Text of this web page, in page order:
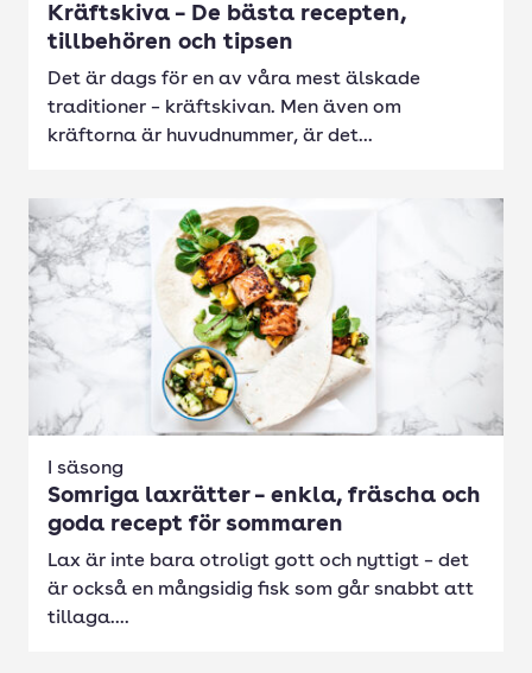
Kräftskiva – De bästa recepten,
tillbehören och tipsen
Det är dags för en av våra mest älskade
traditioner – kräftskivan. Men även om
kräftorna är huvudnummer, är det...
I säsong
Somriga laxrätter – enkla, fräscha och
goda recept för sommaren
Lax är inte bara otroligt gott och nyttigt – det
är också en mångsidig fisk som går snabbt att
tillaga....